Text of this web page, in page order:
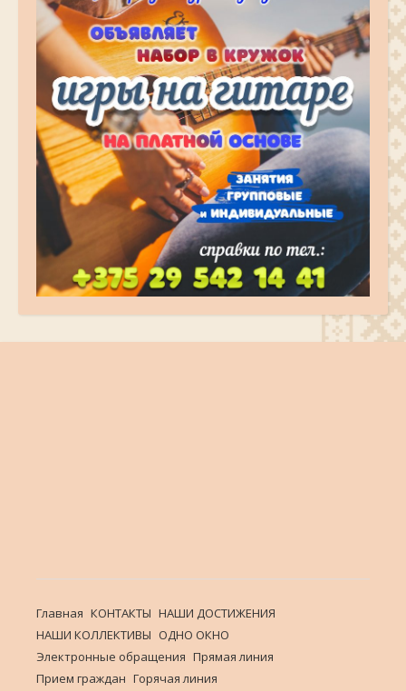
Главная КОНТАКТЫ НАШИ ДОСТИЖЕНИЯ
НАШИ КОЛЛЕКТИВЫ ОДНО ОКНО
Электронные обращения Прямая линия
Прием граждан Горячая линия